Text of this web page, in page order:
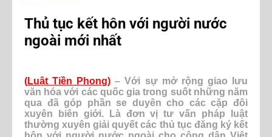
Thủ tục kết hôn với người nước
ngoài mới nhất
(Luật Tiền Phong) – Với sự mở rộng giao lưu
văn hóa với các quốc gia trong suốt những năm
qua đã góp phần se duyên cho các cặp đôi
xuyên biên giới. Là đơn vị tư vấn pháp luật
thường xuyên giải quyết các thủ tục đăng ký kết